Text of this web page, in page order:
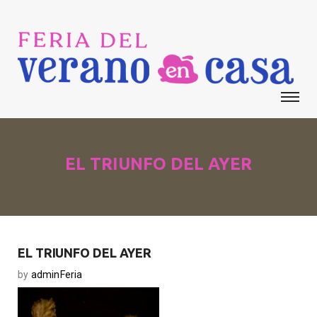
EL TRIUNFO DEL AYER
EL TRIUNFO DEL AYER
by adminFeria